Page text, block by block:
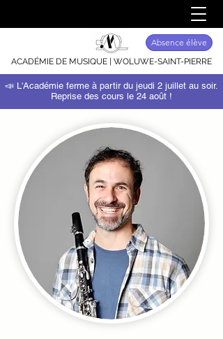
Absence élève
ACADÉMIE DE MUSIQUE | WOLUWE-SAINT-PIERRE
📣 L'Académie ferme à partir du jeudi 2 juillet au soir.
Reprise des cours le 24 août !